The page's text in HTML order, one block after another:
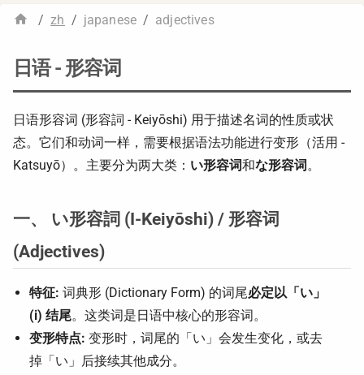
/ zh / japanese / adjectives
日语 - 形容词
日语形容词 (形容詞 - Keiyōshi) 用于描述名词的性质或状
态。它们和动词一样，需要根据语法功能进行变形（活用 -
Katsuyō）。主要分为两大类： い形容词和な形容词。
一、 い形容詞 (I-Keiyōshi) / 形容词
(Adjectives)
特征: 词典形 (Dictionary Form) 的词尾必定以「い」
(i) 结尾。这类词是日语中核心的形容词。
变形特点: 变形时，词尾的「い」会发生变化，或去
掉「い」后接续其他成分。